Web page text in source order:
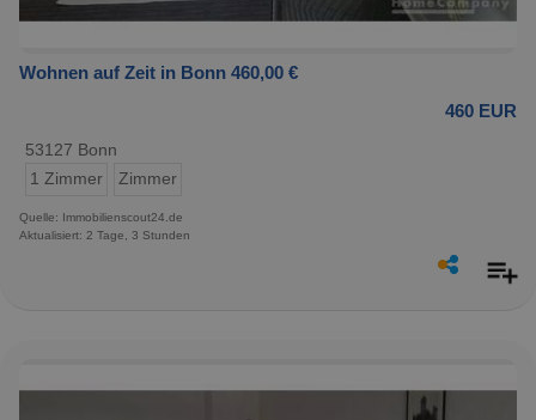
Wohnen auf Zeit in Bonn 460,00 €
460 EUR
53127 Bonn
1 Zimmer
Zimmer
Quelle: Immobilienscout24.de
Aktualisiert: 2 Tage, 3 Stunden